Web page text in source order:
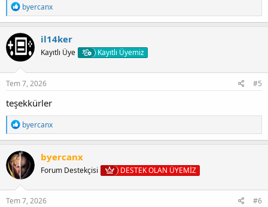
T
e
p
k
i
l
e
r
:
byercanx
il14ker
Kayıtlı Üye Kayıtlı Üyemiz
Tem 7, 2026 #5
teşekkürler
T
e
p
k
i
l
e
r
:
byercanx
byercanx
Forum Destekçisi DESTEK OLAN ÜYEMİZ
Tem 7, 2026 #6